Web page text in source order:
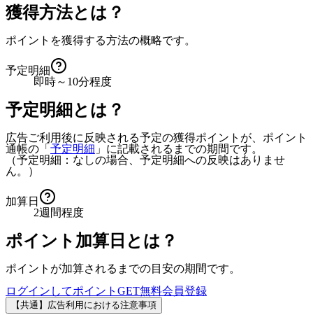
獲得方法とは？
ポイントを獲得する方法の概略です。
予定明細
即時～10分程度
予定明細とは？
広告ご利用後に反映される予定の獲得ポイントが、ポイント
通帳の「 予定明細 」に記載されるまでの期間です。
（予定明細：なしの場合、予定明細への反映はありませ
ん。）
加算日
2週間程度
ポイント加算日とは？
ポイントが加算されるまでの目安の期間です。
ログインしてポイントGET無料会員登録
【共通】広告利用における注意事項